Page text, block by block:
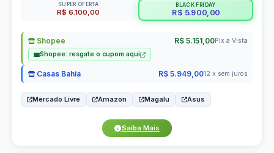
SUPER OFERTA
R$ 6.100,00
BLACK FRIDAY
R$ 5.900,00
Shopee R$ 5.151,00Pix a Vista
Shopee: resgate o cupom aqui
Casas Bahia R$ 5.949,0012 x sem juros
Mercado Livre Amazon Magalu Asus
Saiba Mais